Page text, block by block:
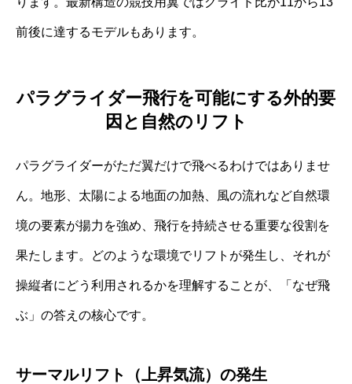
前後に達するモデルもあります。
パラグライダー飛行を可能にする外的要
因と自然のリフト
パラグライダーがただ翼だけで飛べるわけではありませ
ん。地形、太陽による地面の加熱、風の流れなど自然環
境の要素が揚力を強め、飛行を持続させる重要な役割を
果たします。どのような環境でリフトが発生し、それが
操縦者にどう利用されるかを理解することが、「なぜ飛
ぶ」の答えの核心です。
サーマルリフト（上昇気流）の発生